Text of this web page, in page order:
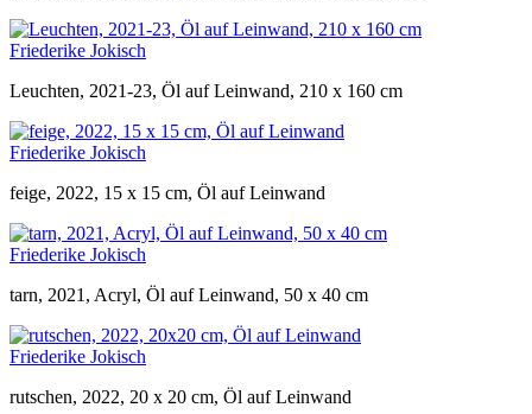
Friederike Jokisch
Leuchten, 2021-23, Öl auf Leinwand, 210 x 160 cm
Friederike Jokisch
feige, 2022, 15 x 15 cm, Öl auf Leinwand
Friederike Jokisch
tarn, 2021, Acryl, Öl auf Leinwand, 50 x 40 cm
Friederike Jokisch
rutschen, 2022, 20 x 20 cm, Öl auf Leinwand